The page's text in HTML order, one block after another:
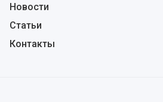
Новости
Статьи
Контакты